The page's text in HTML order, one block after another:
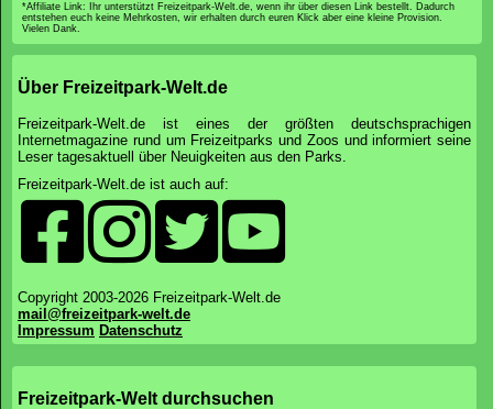
*Affiliate Link: Ihr unterstützt Freizeitpark-Welt.de, wenn ihr über diesen Link bestellt. Dadurch
entstehen euch keine Mehrkosten, wir erhalten durch euren Klick aber eine kleine Provision.
Vielen Dank.
Über Freizeitpark-Welt.de
Freizeitpark-Welt.de ist eines der größten deutschsprachigen
Internetmagazine rund um Freizeitparks und Zoos und informiert seine
Leser tagesaktuell über Neuigkeiten aus den Parks.
Freizeitpark-Welt.de ist auch auf:
Copyright 2003-2026 Freizeitpark-Welt.de
mail@freizeitpark-welt.de
Impressum Datenschutz
Freizeitpark-Welt durchsuchen